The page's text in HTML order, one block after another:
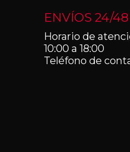
ENVÍOS 24/
Horario de
10:00 a 18:00
Teléfono de